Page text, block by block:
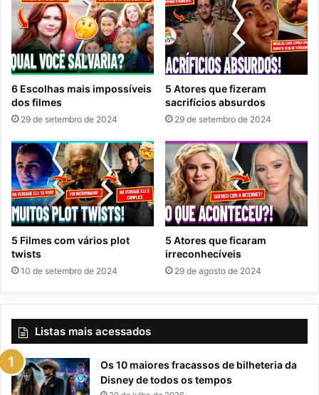
6 Escolhas mais impossíveis
dos filmes
29 de setembro de 2024
5 Atores que fizeram
sacrifícios absurdos
29 de setembro de 2024
5 Filmes com vários plot
twists
10 de setembro de 2024
5 Atores que ficaram
irreconhecíveis
29 de agosto de 2024
Listas mais acessados
Os 10 maiores fracassos de bilheteria da
Disney de todos os tempos